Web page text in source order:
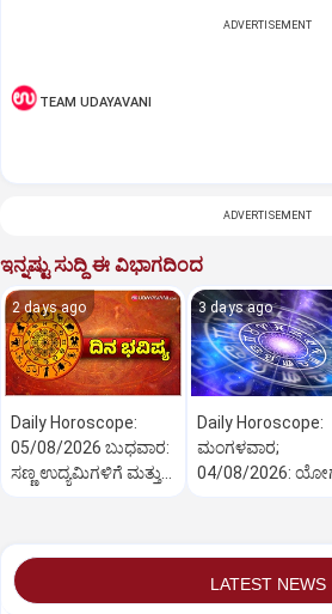
ADVERTISEMENT
TEAM UDAYAVANI
ADVERTISEMENT
ಇನ್ನಷ್ಟು ಸುದ್ದಿ ಈ ವಿಭಾಗದಿಂದ
2 days ago
Daily Horoscope:
05/08/2026 ಬುಧವಾರ:
ಸಣ್ಣ ಉದ್ಯಮಿಗಳಿಗೆ ಮತ್ತು
3 days ago
Daily Horoscope:
ಮಂಗಳವಾರ;
04/08/2026:
LATEST NEWS